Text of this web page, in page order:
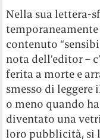
Nella sua lettera-
contenuto
nota dell’editor –
ferita a morte e
smesso di
o meno quando
diventato una
loro pubblicità, si